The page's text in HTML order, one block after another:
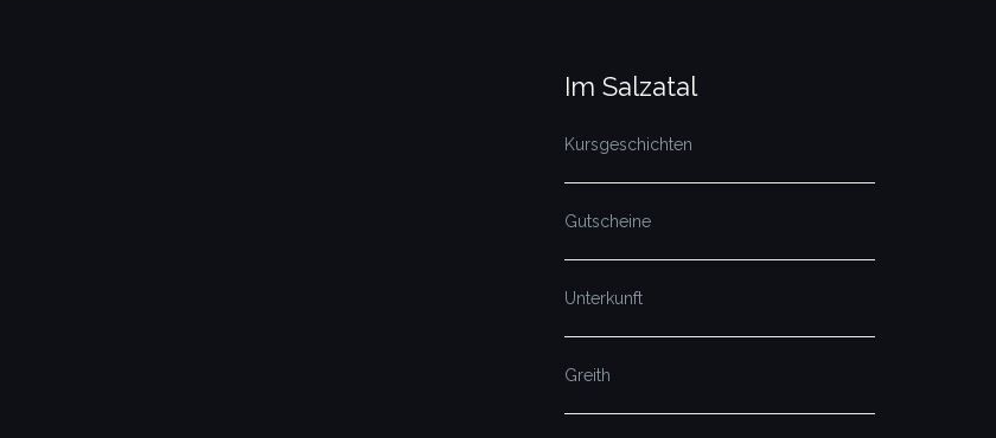
Im Salzatal
Kursgeschichten
Gutscheine
Unterkunft
Greith